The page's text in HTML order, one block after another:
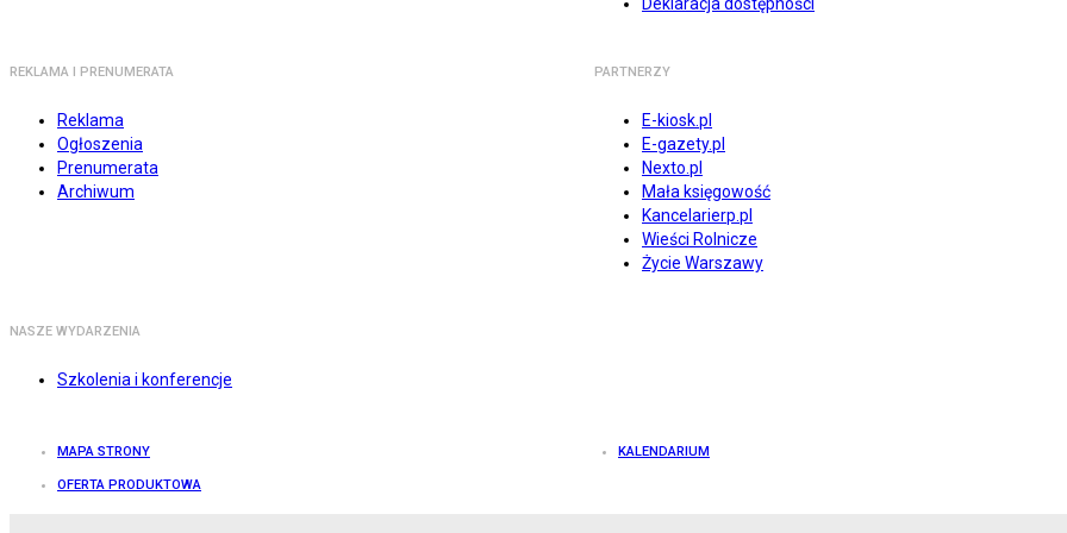
REKLAMA I PRENUMERATA
Reklama
Ogłoszenia
Prenumerata
Archiwum
PARTNERZY
E-kiosk.pl
E-gazety.pl
Nexto.pl
Mała księgowość
Kancelarierp.pl
Wieści Rolnicze
Życie Warszawy
NASZE WYDARZENIA
Szkolenia i konferencje
MAPA STRONY KALENDARIUM
OFERTA PRODUKTOWA